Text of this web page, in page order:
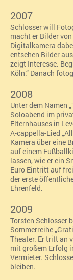
2007
Schlosser will
macht er Bilder
Digitalkamera
entsehen Bilder
zeigt Interesse.
Köln.“ Danach
2008
Unter dem Namen
Soloabend im
Elternhauses in
A-cappella-Lied
Kamera über eine
auf einem
lassen, wie er ein
Euro Eintritt auf
der erste
Ehrenfeld.
2009
Torsten Schlosser
Sommerreihe
Theater. Er tritt an
mit großem Erfolg
Vermieter.
bleiben.